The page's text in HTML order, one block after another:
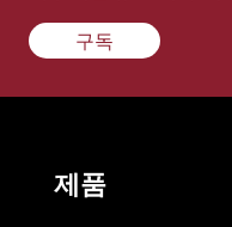
구독
제품